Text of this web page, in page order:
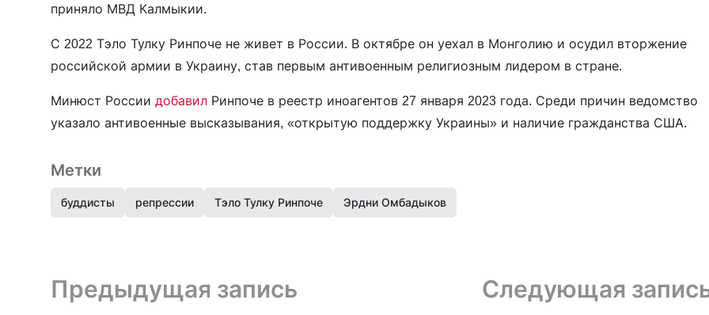
приняло МВД Калмыкии.
С 2022 Тэло Тулку Ринпоче не живет в России. В октябре он уехал в Монголию и осудил вторжение
российской армии в Украину, став первым антивоенным религиозным лидером в стране.
Минюст России добавил Ринпоче в реестр иноагентов 27 января 2023 года. Среди причин ведомство
указало антивоенные высказывания, «открытую поддержку Украины» и наличие гражданства США.
Метки
буддисты репрессии Тэло Тулку Ринпоче Эрдни Омбадыков
Предыдущая запись и следующая запись
Предыдущая запись Следующая